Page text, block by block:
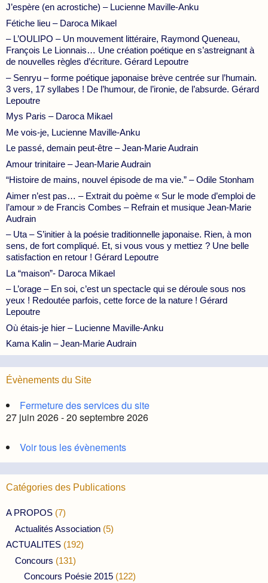
J’espère (en acrostiche) – Lucienne Maville-Anku
Fétiche lieu – Daroca Mikael
– L’OULIPO – Un mouvement littéraire, Raymond Queneau,
François Le Lionnais… Une création poétique en s’astreignant à
de nouvelles règles d’écriture. Gérard Lepoutre
– Senryu – forme poétique japonaise brève centrée sur l’humain.
3 vers, 17 syllabes ! De l’humour, de l’ironie, de l’absurde. Gérard
Lepoutre
Mys Paris – Daroca Mikael
Me vois-je, Lucienne Maville-Anku
Le passé, demain peut-être – Jean-Marie Audrain
Amour trinitaire – Jean-Marie Audrain
“Histoire de mains, nouvel épisode de ma vie.” – Odile Stonham
Aimer n’est pas… – Extrait du poème « Sur le mode d’emploi de
l’amour » de Francis Combes – Refrain et musique Jean-Marie
Audrain
– Uta – S’initier à la poésie traditionnelle japonaise. Rien, à mon
sens, de fort compliqué. Et, si vous vous y mettiez ? Une belle
satisfaction en retour ! Gérard Lepoutre
La “maison”- Daroca Mikael
– L’orage – En soi, c’est un spectacle qui se déroule sous nos
yeux ! Redoutée parfois, cette force de la nature ! Gérard
Lepoutre
Où étais-je hier – Lucienne Maville-Anku
Kama Kalin – Jean-Marie Audrain
Évènements du Site
Fermeture des services du site
27 juin 2026 - 20 septembre 2026
Voir tous les évènements
Catégories des Publications
A PROPOS (7)
Actualités Association (5)
ACTUALITES (192)
Concours (131)
Concours Poésie 2015 (122)